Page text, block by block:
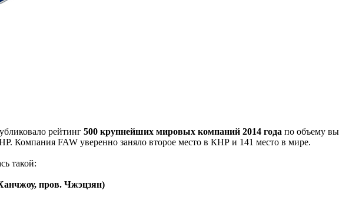
рейтинг500 крупнейших мировых компаний 2014 года по объему
Компания FAW уверенно заняло второе место в КНР и 141 место в мире.
такой:
пров. Чжэцзян)